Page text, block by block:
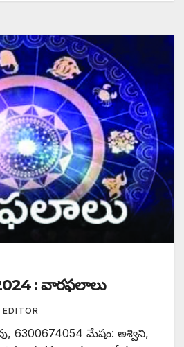
: వారఫలాలు
EDITOR
6300674054 మేషం: అశ్విని,